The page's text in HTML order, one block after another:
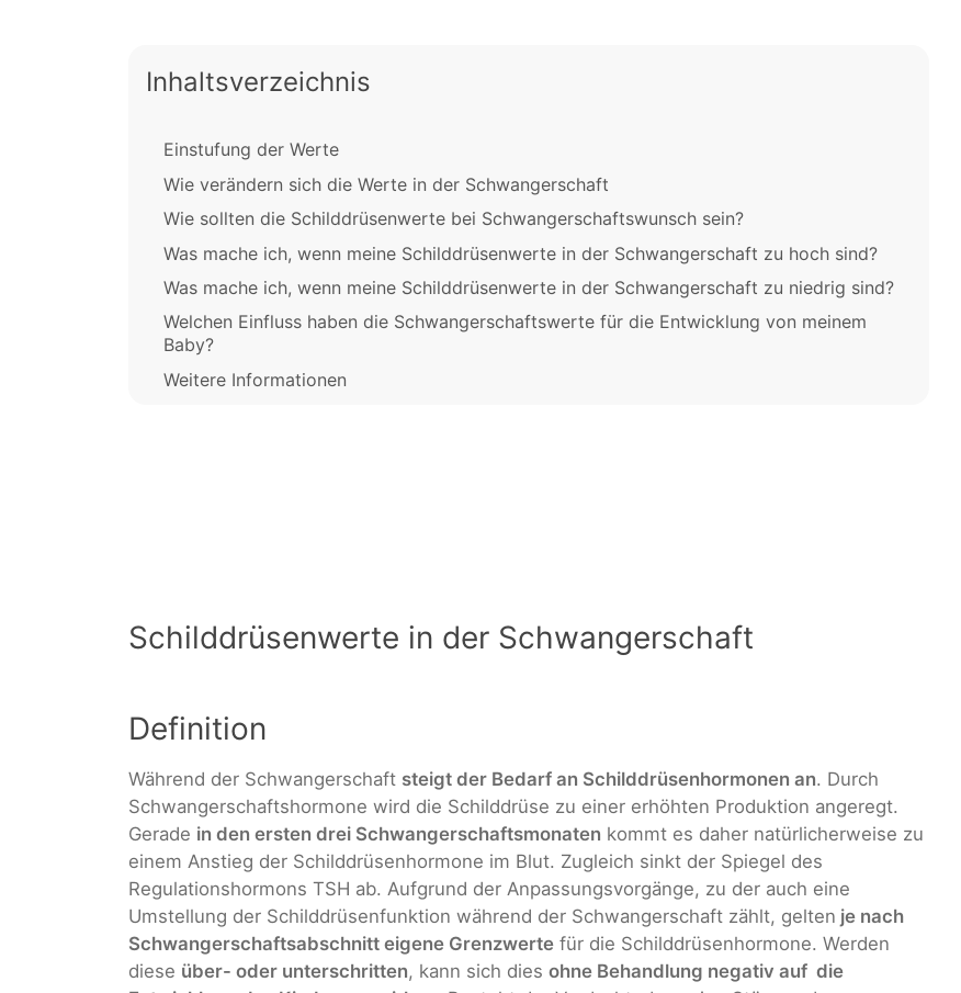
Inhaltsverzeichnis
Einstufung der Werte
Wie verändern sich die Werte in der Schwangerschaft
Wie sollten die Schilddrüsenwerte bei Schwangerschaftswunsch sein?
Was mache ich, wenn meine Schilddrüsenwerte in der Schwangerschaft zu hoch sind?
Was mache ich, wenn meine Schilddrüsenwerte in der Schwangerschaft zu niedrig sind?
Welchen Einfluss haben die Schwangerschaftswerte für die Entwicklung von meinem
Baby?
Weitere Informationen
Schilddrüsenwerte in der Schwangerschaft
Definition
Während der Schwangerschaft steigt der Bedarf an Schilddrüsenhormonen an. Durch
Schwangerschaftshormone wird die Schilddrüse zu einer erhöhten Produktion angeregt.
Gerade in den ersten drei Schwangerschaftsmonaten kommt es daher natürlicherweise zu
einem Anstieg der Schilddrüsenhormone im Blut. Zugleich sinkt der Spiegel des
Regulationshormons TSH ab. Aufgrund der Anpassungsvorgänge, zu der auch eine
Umstellung der Schilddrüsenfunktion während der Schwangerschaft zählt, gelten je nach
Schwangerschaftsabschnitt eigene Grenzwerte für die Schilddrüsenhormone. Werden
diese über- oder unterschritten, kann sich dies ohne Behandlung negativ auf die